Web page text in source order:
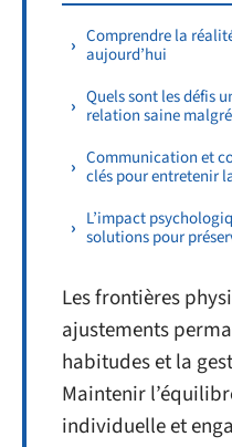
Comprendre la
aujourd’hui
Quels sont les défis
relation saine
Communication et
clés pour entretenir
L’impact
solutions pour
Les frontières
ajustements
habitudes et la
Maintenir
individuelle et